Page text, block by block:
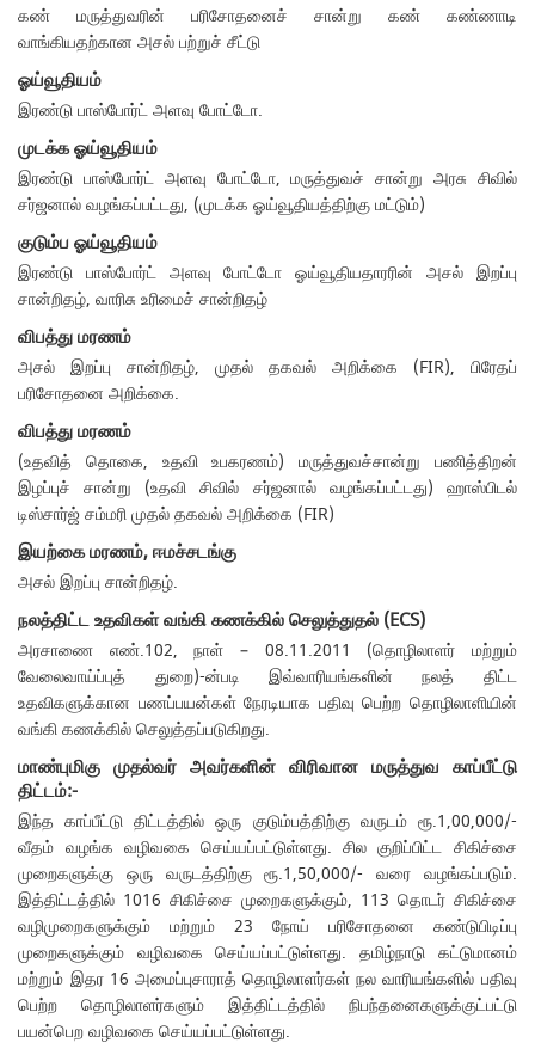
கண் மருத்துவரின் பரிசோதனைச் சான்று கண் கண்ணாடி
வாங்கியதற்கான அசல் பற்றுச் சீட்டு
ஓய்வூதியம்
இரண்டு பாஸ்போர்ட் அளவு போட்டோ.
முடக்க ஓய்வூதியம்
இரண்டு பாஸ்போர்ட் அளவு போட்டோ, மருத்துவச் சான்று அரசு சிவில்
சர்ஜனால் வழங்கப்பட்டது, (முடக்க ஓய்வூதியத்திற்கு மட்டும்)
குடும்ப ஓய்வூதியம்
இரண்டு பாஸ்போர்ட் அளவு போட்டோ ஓய்வூதியதாரரின் அசல் இறப்பு
சான்றிதழ், வாரிசு உரிமைச் சான்றிதழ்
விபத்து மரணம்
அசல் இறப்பு சான்றிதழ், முதல் தகவல் அறிக்கை (FIR), பிரேதப்
பரிசோதனை அறிக்கை.
விபத்து மரணம்
(உதவித் தொகை, உதவி உபகரணம்) மருத்துவச்சான்று பணித்திறன்
இழப்புச் சான்று (உதவி சிவில் சர்ஜனால் வழங்கப்பட்டது) ஹாஸ்பிடல்
டிஸ்சார்ஜ் சம்மரி முதல் தகவல் அறிக்கை (FIR)
இயற்கை மரணம், ஈமச்சடங்கு
அசல் இறப்பு சான்றிதழ்.
நலத்திட்ட உதவிகள் வங்கி கணக்கில் செலுத்துதல் (ECS)
அரசாணை எண்.102, நாள் – 08.11.2011 (தொழிலாளர் மற்றும்
வேலைவாய்ப்புத் துறை)-ன்படி இவ்வாரியங்களின் நலத் திட்ட
உதவிகளுக்கான பணப்பயன்கள் நேரடியாக பதிவு பெற்ற தொழிலாளியின்
வங்கி கணக்கில் செலுத்தப்படுகிறது.
மாண்புமிகு முதல்வர் அவர்களின் விரிவான மருத்துவ காப்பீட்டு
திட்டம்:-
இந்த காப்பீட்டு திட்டத்தில் ஒரு குடும்பத்திற்கு வருடம் ரூ.1,00,000/-
வீதம் வழங்க வழிவகை செய்யப்பட்டுள்ளது. சில குறிப்பிட்ட சிகிச்சை
முறைகளுக்கு ஒரு வருடத்திற்கு ரூ.1,50,000/- வரை வழங்கப்படும்.
இத்திட்டத்தில் 1016 சிகிச்சை முறைகளுக்கும், 113 தொடர் சிகிச்சை
வழிமுறைகளுக்கும் மற்றும் 23 நோய் பரிசோதனை கண்டுபிடிப்பு
முறைகளுக்கும் வழிவகை செய்யப்பட்டுள்ளது. தமிழ்நாடு கட்டுமானம்
மற்றும் இதர 16 அமைப்புசாராத் தொழிலாளர்கள் நல வாரியங்களில் பதிவு
பெற்ற தொழிலாளர்களும் இத்திட்டத்தில் நிபந்தனைகளுக்குட்பட்டு
பயன்பெற வழிவகை செய்யப்பட்டுள்ளது.